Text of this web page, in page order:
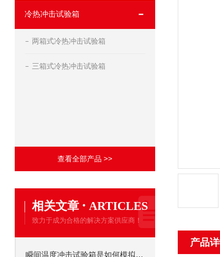
冷热冲击试验箱
两箱式冷热冲击试验箱
三箱式冷热冲击试验箱
查看全部产品 >>
相关文章 · ARTICLES
致力于成为合格的解决方案供应商！
瞬间温度冲击试验箱是如何模拟环境突变的?
产品